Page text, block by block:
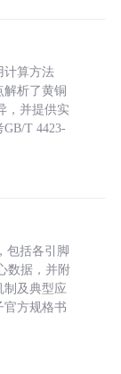
计算方法
解析了黄铜
，并提供实
T 4423-
包括各引脚
数据，并附
制及典型应
官方规格书